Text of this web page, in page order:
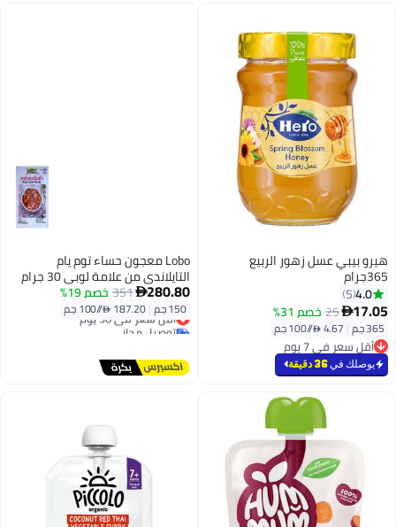
هيرو بيبي عسل زهور الربيع
365جرام
4.0
5
17.05
25 خصم 31%
365 جم |
أقل سعر في 7 يوم
أقل سعر في 7 يوم
يوصلك في36 دقيقة
Lobo معجون حساء توم يام
التايلاندي من علامة لوبي 30 جرام
(عبوة من 5)280.80
351 خصم 19%
150 جم |
أقل سعر في 30 يوم
توصيل مجاني
أقل سعر في 30 يوم